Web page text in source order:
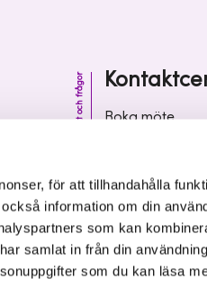
för att tillhandahålla
information om din
som kan
samlat in från din
som du kan läsa
Kontakt och frågor
Boka möte
Vanliga frågor